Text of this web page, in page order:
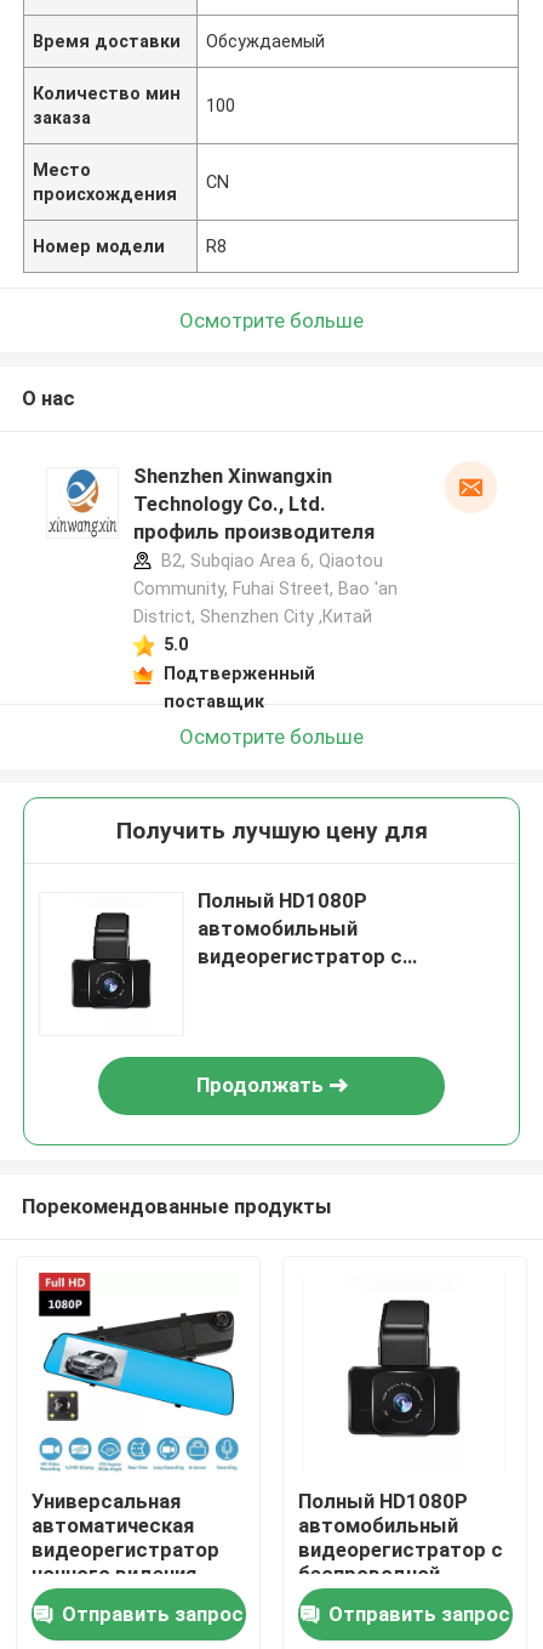
Главная страница
Продукция
VR - шоу
Время доставки Обсуждаемый
Количество мин
заказа
100
Место
происхождения
CN
Номер модели R8
Осмотрите больше
О нас
Shenzhen Xinwangxin
Technology Co., Ltd.
профиль производителя
B2, Subqiao Area 6, Qiaotou
Community, Fuhai Street, Bao 'an
District, Shenzhen City ,Китай
5.0
Подтверженный
поставщик
Осмотрите больше
Получить лучшую цену для
Полный HD1080P
автомобильный
видеорегистратор с
Продолжать
Порекомендованные продукты
Универсальная
автоматическая
видеорегистратор
ночного видения
тахограф HD камера
1080p 4,2 дюйма
Отправить запрос
Полный HD1080P
автомобильный
видеорегистратор с
беспроводной
задней камерой 3
дюймаОтправить запрос